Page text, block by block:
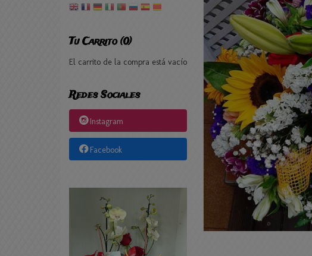
Tu Carrito (0)
El carrito de la compra está vacío
Redes Sociales
Instagram
Facebook